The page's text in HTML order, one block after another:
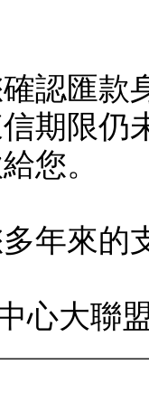
認匯款
期限仍
您。
年來的
心大